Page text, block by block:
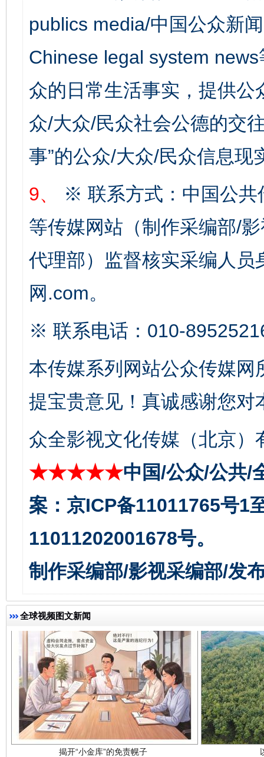
publics media/中国公众新
Chinese legal system
众的日常生活事实，提供
众/大众/民众社会公德的交
事”的公众/大众/民众信息现
9、
※ 联系方式：中国公共
等传媒网站（制作采编部/
代理部）监督核实采编人员
网.com。
※ 联系电话：010-
本传媒系列网站公众传媒
提宝贵意见！真诚感谢您
众全影视文化传媒（北京）
★★★★★中国/公众/公共/
案：京ICP备11011765号1
11011202001678号。
制作采编部/影视采编部/发
全球视频图文新闻
完善运行机制助力责任有效落实 一纸欠
东山县通报“牛蛙产品抗生素超标问题” 法
揭开“小金库”的免责幌子